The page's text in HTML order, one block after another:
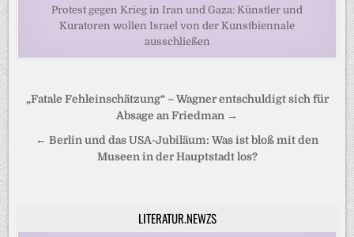
Protest gegen Krieg in Iran und Gaza: Künstler und
Kuratoren wollen Israel von der Kunstbiennale
ausschließen
Beitragsnavigation
„Fatale Fehleinschätzung“ – Wagner entschuldigt sich für
Absage an Friedman →
← Berlin und das USA-Jubiläum: Was ist bloß mit den
Museen in der Hauptstadt los?
LITERATUR.NEWZS